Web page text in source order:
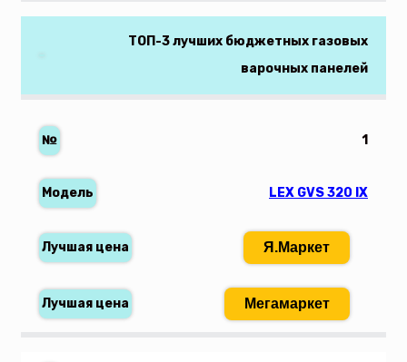
ТОП-3 лучших бюджетных газовых
варочных панелей
1
LEX GVS 320 IX
Я.Маркет
Мегамаркет